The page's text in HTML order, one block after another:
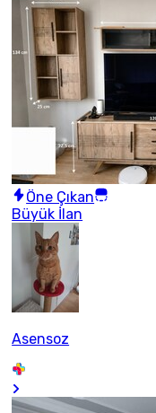
Öne Çıkan
Büyük İlan
Asensoz